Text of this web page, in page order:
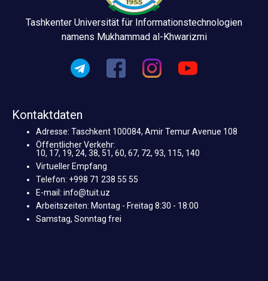
Tashkenter Universität für Informationstechnologien
namens Mukhammad al-Khwarizmi
Kontaktdaten
Adresse: Taschkent 100084, Amir Temur Avenue 108
Öffentlicher Verkehr:
10, 17, 19, 24, 38, 51, 60, 67, 72, 93, 115, 140
Virtueller Empfang
Telefon: +998 71 238 55 55
E-mail: info@tuit.uz
Arbeitszeiten: Montag - Freitag 8:30 - 18:00
Samstag, Sonntag frei